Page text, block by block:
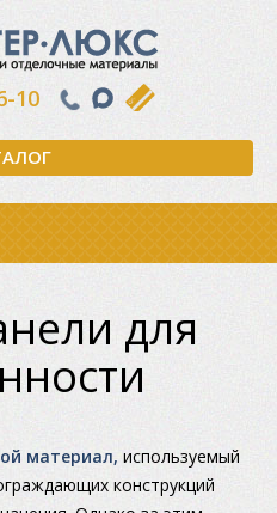
10
для
материал, используемый
конструкций